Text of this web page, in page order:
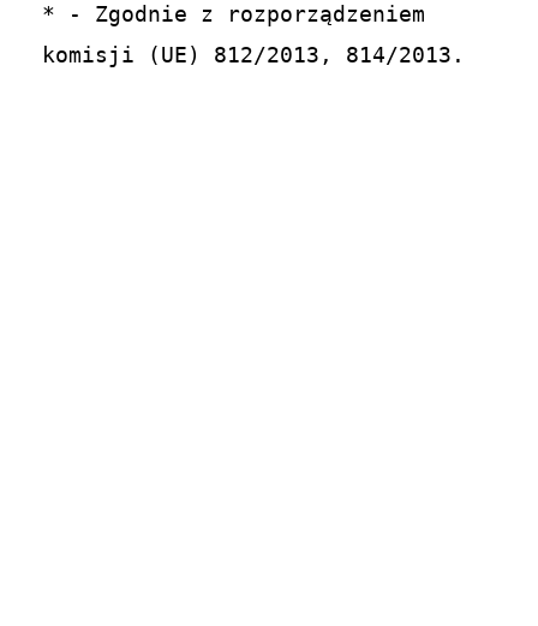
* - Zgodnie z rozporządzeniem
komisji (UE) 812/2013, 814/2013.